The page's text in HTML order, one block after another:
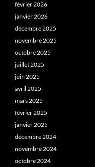
février 2026
janvier 2026
décembre 2025
novembre 2025
octobre 2025
juillet 2025
juin 2025
avril 2025
mars 2025
février 2025
janvier 2025
décembre 2024
novembre 2024
octobre 2024